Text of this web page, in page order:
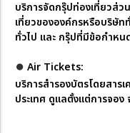
บริการจัดกรุ๊ปท่องเที่ยวส่ว
เที่ยวขององค์กรหรือบริษัท
ทั่วไป และ กรุ๊ปที่มีข้อกำหน
⏺︎ Air Tickets:
บริการสำรองบัตรโดยสารเ
ประเทศ ดูแลตั้งแต่การจอง